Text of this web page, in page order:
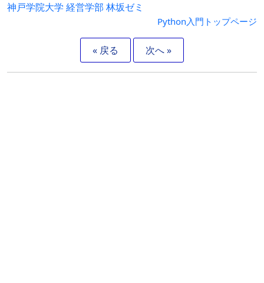
神戸学院大学 経営学部 林坂ゼミ
Python入門トップページ
« 戻る 次へ »